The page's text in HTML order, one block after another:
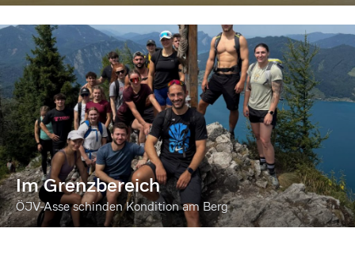
Im Grenzbereich
ÖJV-Asse schinden Kondition am Berg